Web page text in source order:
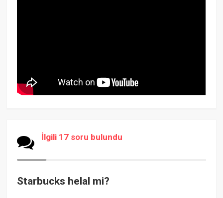
İlgili 17 soru bulundu
Starbucks helal mi?